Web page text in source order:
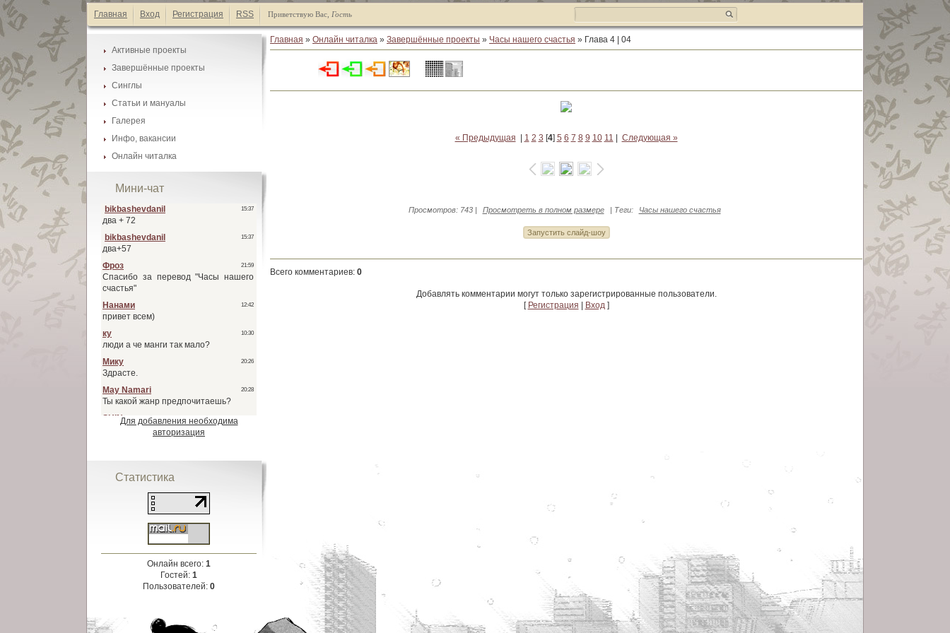
Главная Вход Регистрация RSS Приветствую Вас Гость
Активные проекты
Каталог манги
Список А-Я
Завершённые проекты
Каталог манги
Список А-Я
Синглы
Каталог манги
Список А-Я
Статьи и мануалы
Каталог статей
Список А-Я
Галерея
Галеея фонов
Галеея скринтонов
Инфо, вакансии
Наши друзья
Наши баннеры
Вакансии
Онлайн читалка
Завершённые проекты
Синглы
Мини-чат
Для добавления необходима
авторизация
Статистика
Онлайн всего: 1
Гостей: 1
Пользователей: 0
Главная » Онлайн читалка » Завершённые проекты » Часы нашего счастья » Глава 4 | 04
« Предыдущая 1 2 3 [4] 5 6 7 8 9 10 11 Следующая »
Просмотров: 743 | Просмотреть в полном размере | Теги: Часы нашего счастья
Всего комментариев: 0
Добавлять комментарии могут только зарегистрированные пользователи.
[ Регистрация Вход]